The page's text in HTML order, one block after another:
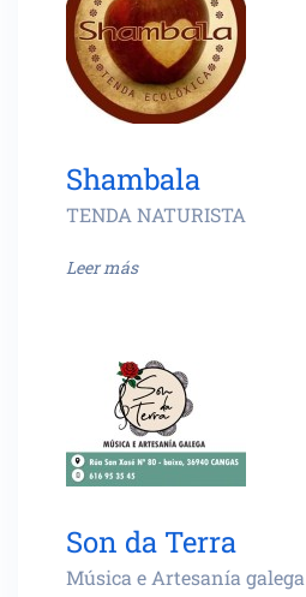
Shambala
TENDA NATURISTA
Leer más
Son da Terra
Música e Artesanía galega